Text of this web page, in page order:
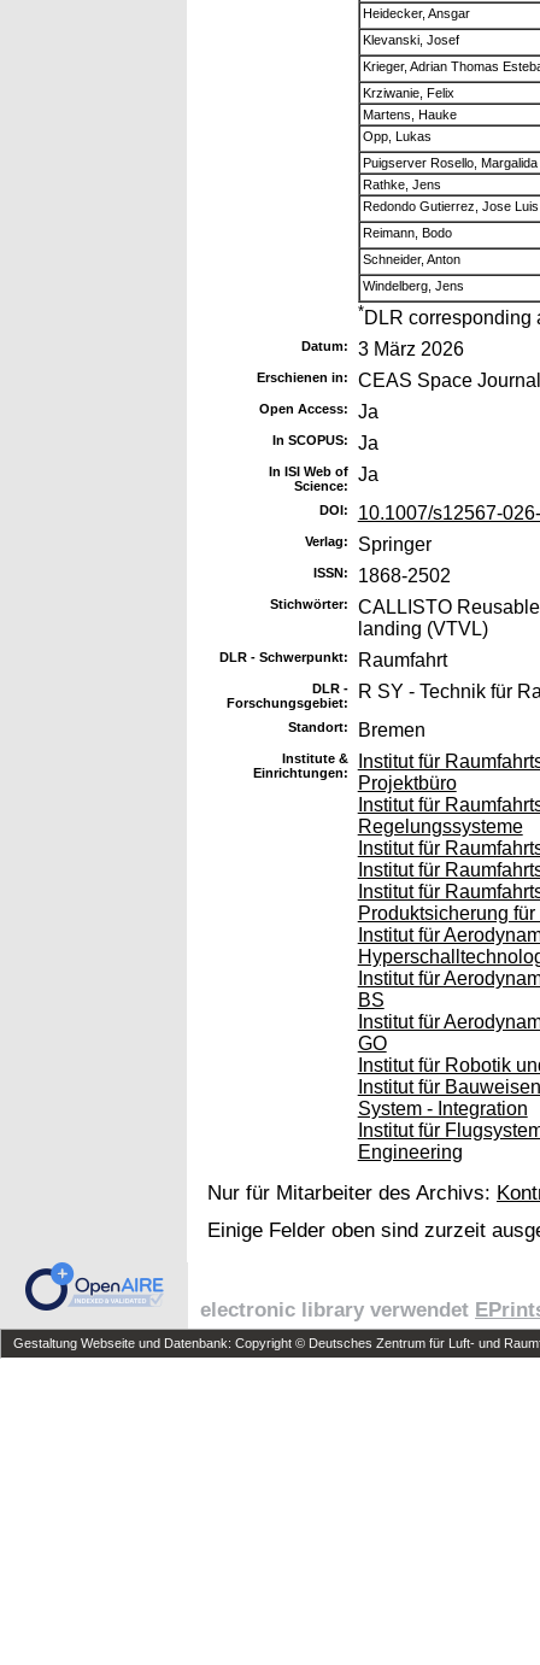
Heidecker, Ansgar
Klevanski, Josef
Krieger, Adrian Thomas
Krziwanie, Felix
Martens, Hauke
Opp, Lukas
Puigserver Rosello, Margalida
Rathke, Jens
Redondo Gutierrez, Jose Luis
Reimann, Bodo
Schneider, Anton
Windelberg, Jens
*DLR corresponding
Datum: 3 März 2026
Erschienen in: CEAS Space Journal
Open Access: Ja
In SCOPUS: Ja
In ISI Web of
Science:
Ja
DOI: 10.1007/s12567-
Verlag: Springer
ISSN: 1868-2502
Stichwörter:
CALLISTO
landing (VTVL)
DLR - Schwerpunkt: Raumfahrt
DLR -
Forschungsgebiet:
R SY - Technik für
Standort: Bremen
Institute &
Einrichtungen:
Institut für
Projektbüro
Institut für
Regelungssysteme
Institut für
Institut für
Institut für
Produktsicherung
Institut für
Institut für
BS
Institut für
GO
Institut für Robotik
Institut für
System - Integration
Institut für
Engineering
Nur für Mitarbeiter des Archivs:
Einige Felder oben sind zurzeit
electronic library verwendet
Gestaltung Webseite und Datenbank: Copyright © Deutsches Zentrum für Luft- und